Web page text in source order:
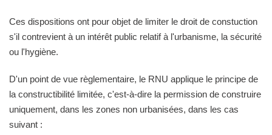
Ces dispositions ont pour objet de limiter le droit de constuction
s'il contrevient à un intérêt public relatif à l'urbanisme, la sécurité
ou l'hygiène.
D'un point de vue règlementaire, le RNU applique le principe de
la constructibilité limitée, c'est-à-dire la permission de construire
uniquement, dans les zones non urbanisées, dans les cas
suivant :